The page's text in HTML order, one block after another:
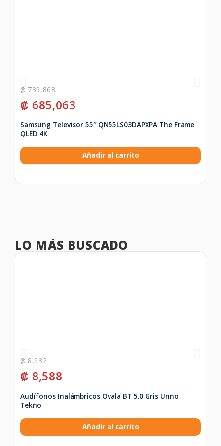
₡739,868
₡ 685,063
Samsung Televisor 55″ QN55LS03DAPXPA The Frame
QLED 4K
Añadir al carrito
LO MÁS BUSCADO
₡8,932
₡ 8,588
Audífonos Inalámbricos Ovala BT 5.0 Gris Unno
Tekno
Añadir al carrito